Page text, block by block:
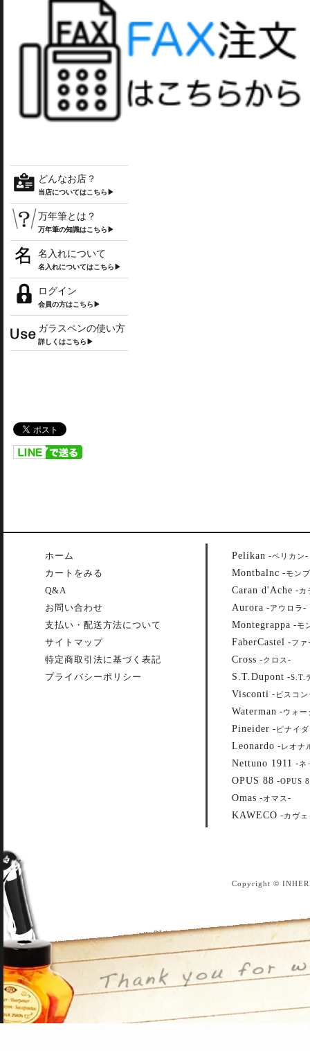
どんなお店？
当店についてはこちら▶
万年筆とは？
万年筆の知識はこちら▶
名入れについて
名入れについてはこちら▶
ログイン
会員の方はこちら▶
ガラスペンの使い方
詳しくはこちら▶
ホーム
カートをみる
Q&A
お問い合わせ
支払い・配送方法について
サイトマップ
特定商取引法に基づく表記
プライバシーポリシー
Pelikan -ペリカン-
Montbalnc -モン
Caran d'Ache -カ
Aurora -アウロラ -
Montegrappa -モ
FaberCastel -ファ
Cross -クロス -
S.T.Dupont -S.T.
Visconti - ビスコ
Waterman -ウォー
Pineider - ピナイ
Leonardo -レオナ
Nettuno 1911 -ネ
OPUS 88 -OPUS
Omas -オマス -
KAWECO -カヴェ
Copyright ©